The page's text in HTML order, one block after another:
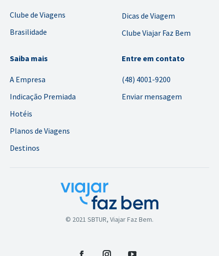
Clube de Viagens
Brasilidade
Dicas de Viagem
Clube Viajar Faz Bem
Saiba mais
A Empresa
Indicação Premiada
Hotéis
Planos de Viagens
Destinos
Entre em contato
(48) 4001-9200
Enviar mensagem
© 2021 SBTUR, Viajar Faz Bem.